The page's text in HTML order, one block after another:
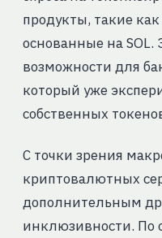
продукты, такие
основанные на
возможности для
который уже
собственных
С точки зрения
криптовалютных
дополнительным
инклюзивности. По